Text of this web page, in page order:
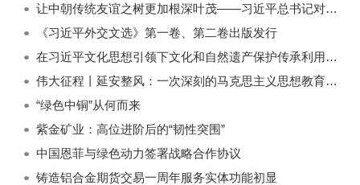
让中朝传统友谊之树更加根深叶茂——习近平总书记对朝鲜进行国事访问纪实
《习近平外交文选》第一卷、第二卷出版发行
在习近平文化思想引领下文化和自然遗产保护传承利用工作开创新局面
伟大征程丨延安整风：一次深刻的马克思主义思想教育运动
“绿色中铜”从何而来
紫金矿业：高位进阶后的“韧性突围”
中国恩菲与绿色动力签署战略合作协议
铸造铝合金期货交易一周年服务实体功能初显